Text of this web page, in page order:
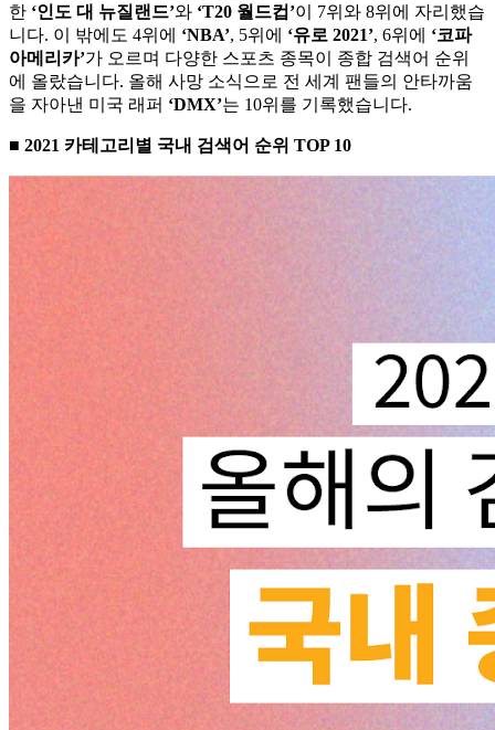
한 ‘인도 대 뉴질랜드’와 ‘T20 월드컵’이 7위와 8위에 자리했습
니다. 이 밖에도 4위에 ‘NBA’, 5위에 ‘유로 2021’, 6위에 ‘코파
아메리카’가 오르며 다양한 스포츠 종목이 종합 검색어 순위
에 올랐습니다. 올해 사망 소식으로 전 세계 팬들의 안타까움
을 자아낸 미국 래퍼 ‘DMX’는 10위를 기록했습니다.
■ 2021 카테고리별 국내 검색어 순위 TOP 10